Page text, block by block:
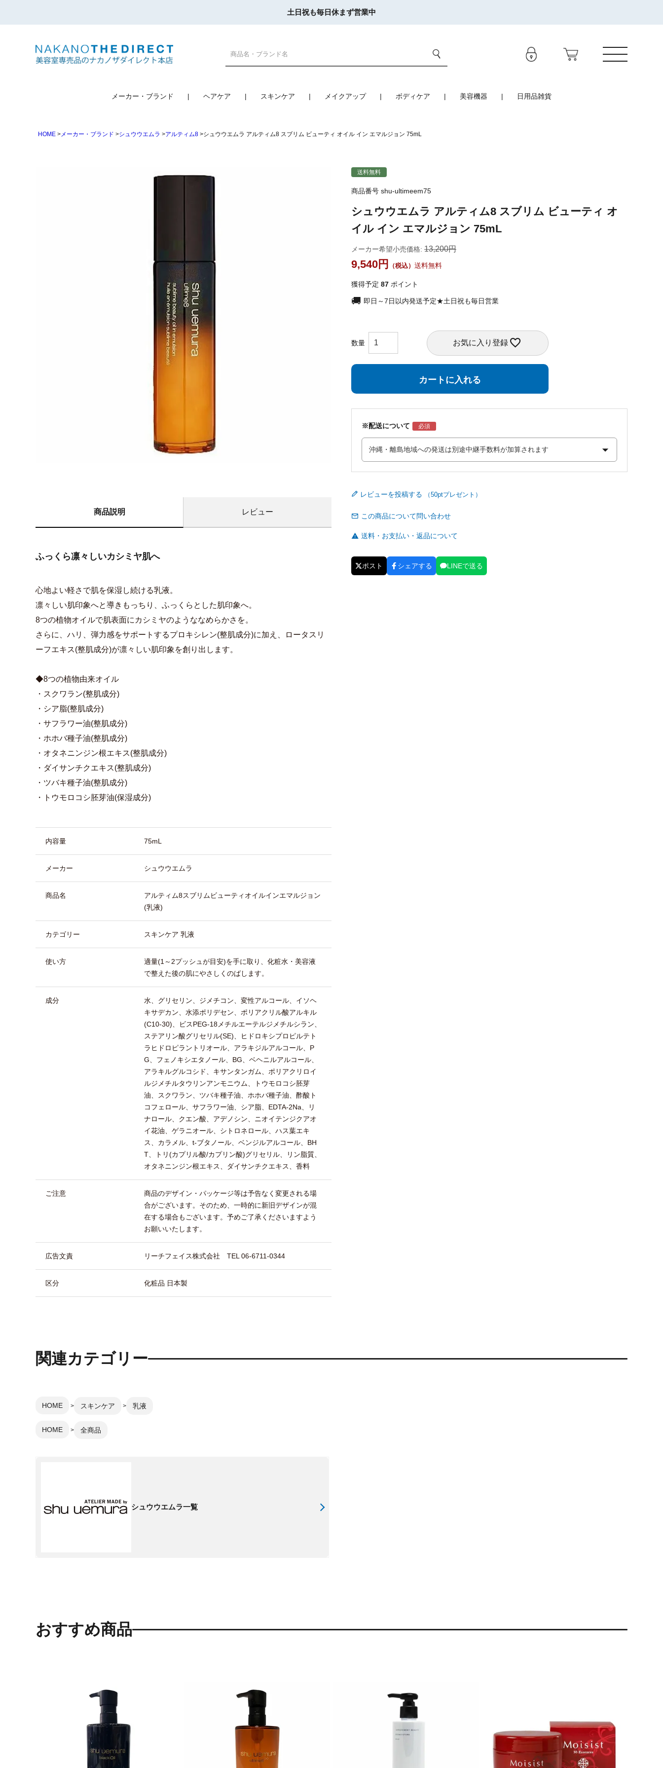
土日祝も毎日休まず営業中
メーカー・ブランド ヘアケア スキンケア メイクアップ ボディケア 美容機器 日用品雑貨
HOME メーカー・ブランド シュウウエムラ アルティム8 シュウウエムラ アルティム8 スブリム ビューティ オイル イン エマルジョン 75mL
商品説明 レビュー
ふっくら凛々しいカシミヤ肌へ
心地よい軽さで肌を保湿し続ける乳液。
凛々しい肌印象へと導きもっちり、ふっくらとした肌印象へ。
8つの植物オイルで肌表面にカシミヤのようななめらかさを。
さらに、ハリ、弾力感をサポートするプロキシレン(整肌成分)に加え、ロータスリ
ーフエキス(整肌成分)が凛々しい肌印象を創り出します。
◆8つの植物由来オイル
・スクワラン(整肌成分)
・シア脂(整肌成分)
・サフラワー油(整肌成分)
・ホホバ種子油(整肌成分)
・オタネニンジン根エキス(整肌成分)
・ダイサンチクエキス(整肌成分)
・ツバキ種子油(整肌成分)
・トウモロコシ胚芽油(保湿成分)
内容量 75mL
メーカー シュウウエムラ
商品名
アルティム8スブリムビューティオイルインエマルジョン
(乳液)
カテゴリー スキンケア 乳液
使い方
適量(1～2プッシュが目安)を手に取り、化粧水・美容液
で整えた後の肌にやさしくのばします。
成分
水、グリセリン、ジメチコン、変性アルコール、イソヘ
キサデカン、水添ポリデセン、ポリアクリル酸アルキル
(C10-30)、ビスPEG-18メチルエーテルジメチルシラン、
ステアリン酸グリセリル(SE)、ヒドロキシプロピルテト
ラヒドロピラントリオール、アラキジルアルコール、P
G、フェノキシエタノール、BG、ベヘニルアルコール、
アラキルグルコシド、キサンタンガム、ポリアクリロイ
ルジメチルタウリンアンモニウム、トウモロコシ胚芽
油、スクワラン、ツバキ種子油、ホホバ種子油、酢酸ト
コフェロール、サフラワー油、シア脂、EDTA-2Na、リ
ナロール、クエン酸、アデノシン、ニオイテンジクアオ
イ花油、ゲラニオール、シトロネロール、ハス葉エキ
ス、カラメル、t-ブタノール、ベンジルアルコール、BH
T、トリ(カプリル酸/カプリン酸)グリセリル、リン脂質、
オタネニンジン根エキス、ダイサンチクエキス、香料
ご注意
商品のデザイン・パッケージ等は予告なく変更される場
合がございます。そのため、一時的に新旧デザインが混
在する場合もございます。予めご了承くださいますよう
お願いいたします。
広告文責 リーチフェイス株式会社 TEL 06-6711-0344
区分 化粧品 日本製
送料無料
商品番号 shu-ultimeem75
シュウウエムラ アルティム8 スブリム ビューティ オ
イル イン エマルジョン 75mL
メーカー希望小売価格: 13,200
9,540 送料無料
獲得予定 87 ポイント
即日～7日以内発送予定★土日祝も毎日営業
お気に入り登録
カートに入れる
※配送について
レビューを投稿する
この商品について問い合わせ
送料・お支払い・返品について
ポスト シェアする LINEで送る
関連カテゴリー
HOME スキンケア 乳液
HOME 全商品
シュウウエムラ一覧
おすすめ商品